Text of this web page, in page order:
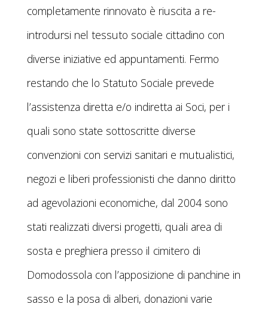
completamente rinnovato è riuscita a re-
introdursi nel tessuto sociale cittadino con
diverse iniziative ed appuntamenti. Fermo
restando che lo Statuto Sociale prevede
l’assistenza diretta e/o indiretta ai Soci, per i
quali sono state sottoscritte diverse
convenzioni con servizi sanitari e mutualistici,
negozi e liberi professionisti che danno diritto
ad agevolazioni economiche, dal 2004 sono
stati realizzati diversi progetti, quali area di
sosta e preghiera presso il cimitero di
Domodossola con l’apposizione di panchine in
sasso e la posa di alberi, donazioni varie